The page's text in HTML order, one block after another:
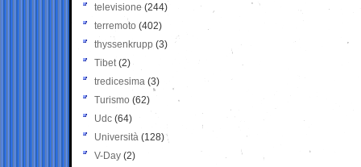
televisione(244)
terremoto (402)
thyssenkrupp (3)
Tibet(2)
tredicesima (3)
Turismo (62)
Udc (64)
Università (128)
V-Day (2)